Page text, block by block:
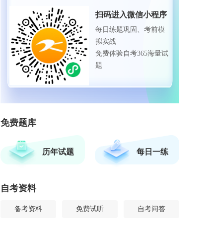
扫码进入微信小程序
每日练题巩固、考前模
拟实战
免费体验自考365海量试
题
免费题库
历年试题 每日一练
自考资料
备考资料 免费试听 自考问答